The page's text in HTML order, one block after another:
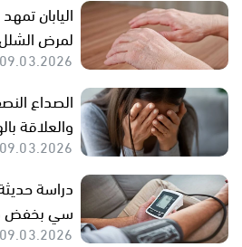
اليابان
لمرض
09.03.2026
الصداع
والعلاقة
09.03.2026
دراسة
سي بخفض
09.03.2026